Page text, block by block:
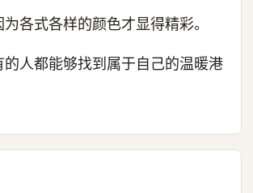
各式各样的颜色才显得精彩。
的人都能够找到属于自己的温暖港